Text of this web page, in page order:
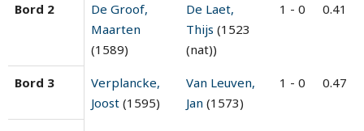
Bord 2
De Groof,
Maarten
(1589)
De Laet,
Thijs (1523
(nat))
1 - 0 0.41
Bord 3
Verplancke,
Joost (1595)
Van Leuven,
Jan (1573)
1 - 0 0.47